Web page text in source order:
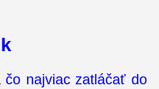
najviac zatláčať do